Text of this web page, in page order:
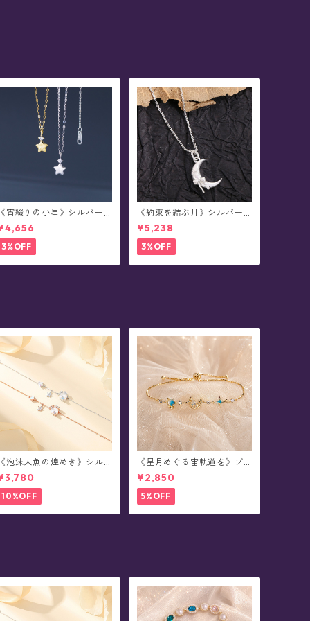
宵綴りの小星》シルバー
ックレス(全2色)
3%OFF
《約束を結ぶ月》シルバー
ネックレス
¥5,238
3%OFF
泡沫人魚の煌めき》シル
ーブレスレット
10%OFF
《星月めぐる宙軌道を》ブ
レスレット
¥2,850
5%OFF